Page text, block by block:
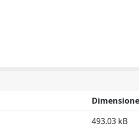
Dimensione
493.03 kB